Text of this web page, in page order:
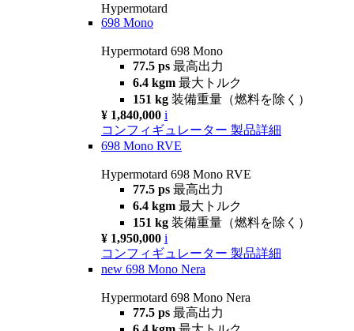
Hypermotard
698 Mono
Hypermotard 698 Mono
77.5 ps 最高出力
6.4 kgm 最大トルク
151 kg 装備重量（燃料を除く）
¥ 1,840,000 i
コンフィギュレーター 製品詳細
698 Mono RVE
Hypermotard 698 Mono RVE
77.5 ps 最高出力
6.4 kgm 最大トルク
151 kg 装備重量（燃料を除く）
¥ 1,950,000 i
コンフィギュレーター 製品詳細
new 698 Mono Nera
Hypermotard 698 Mono Nera
77.5 ps 最高出力